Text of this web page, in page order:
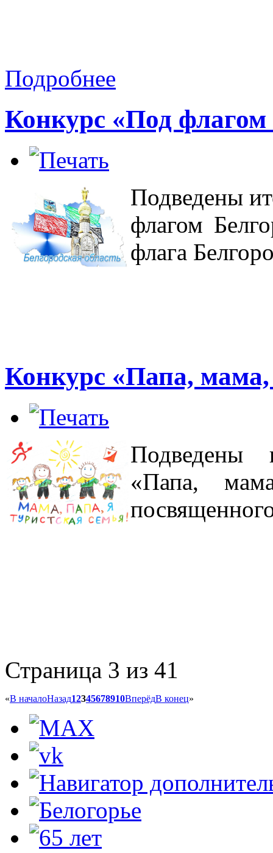
Подробнее
Конкурс «Под
Подведены
флагом
флага
Конкурс «Папа, мама,
Подведены
«Папа,
Страница 3 из 41
«В началоНазад12345678910ВперёдВ конец»